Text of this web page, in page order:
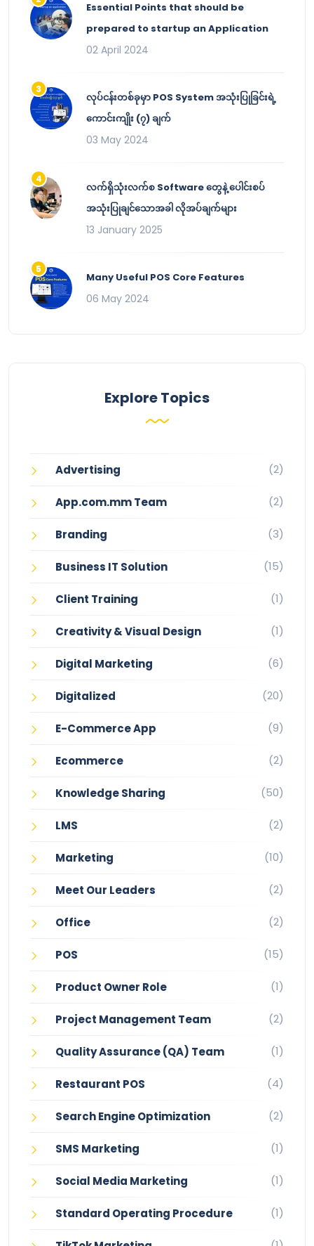
Essential Points that should be
prepared to startup an Application
02 April 2024
လုပ်ငန်းတစ်ခုမှာ POS System အသုံးပြုခြင်းရဲ့
ကောင်းကျိုး (၇) ချက်
03 May 2024
လက်ရှိသုံးလက်စ Software တွေနဲ့ ပေါင်းစပ်
အသုံးပြုချင်သောအခါ လိုအပ်ချက်များ
13 January 2025
Many Useful POS Core Features
06 May 2024
Explore Topics
Advertising (2)
App.com.mm Team (2)
Branding (3)
Business IT Solution (15)
Client Training (1)
Creativity & Visual Design (1)
Digital Marketing (6)
Digitalized (20)
E-Commerce App (9)
Ecommerce (2)
Knowledge Sharing (50)
LMS (2)
Marketing (10)
Meet Our Leaders (2)
Office (2)
POS (15)
Product Owner Role (1)
Project Management Team (2)
Quality Assurance (QA) Team (1)
Restaurant POS (4)
Search Engine Optimization (2)
SMS Marketing (1)
Social Media Marketing (1)
Standard Operating Procedure (1)